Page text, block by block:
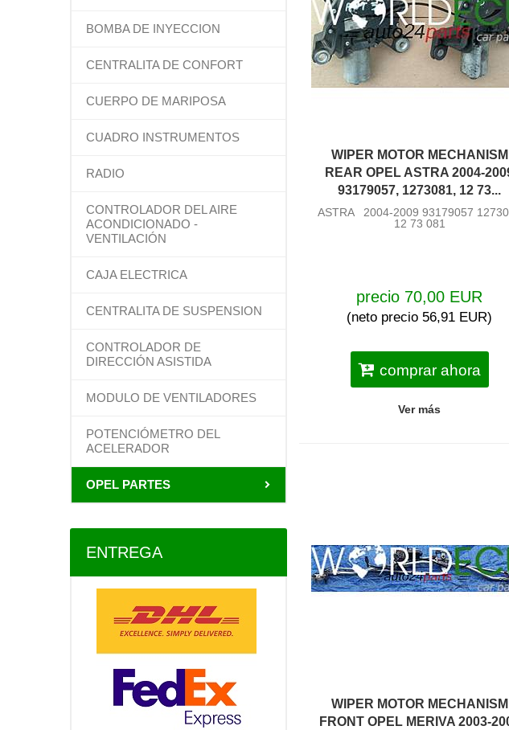
BOMBA DE INYECCION
CENTRALITA DE CONFORT
CUERPO DE MARIPOSA
CUADRO INSTRUMENTOS
RADIO
CONTROLADOR DEL AIRE
ACONDICIONADO -
VENTILACIÓN
CAJA ELECTRICA
CENTRALITA DE SUSPENSION
CONTROLADOR DE
DIRECCIÓN ASISTIDA
MODULO DE VENTILADORES
POTENCIÓMETRO DEL
ACELERADOR
OPEL PARTES
ENTREGA
WIPER MOTOR MECHANISM
REAR OPEL ASTRA 2004-
93179057, 1273081, 12 73...
ASTRA 2004-2009 93179057
12 73 081
precio 70,00 EUR
(neto precio 56,91 EUR)
comprar ahora
Ver más
WIPER MOTOR MECHANISM
FRONT OPEL MERIVA 2003-